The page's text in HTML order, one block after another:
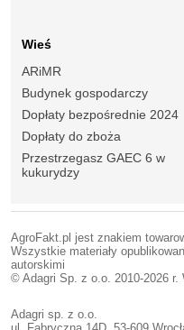
Wieś
ARiMR
Budynek gospodarczy
Dopłaty bezpośrednie 2024
Dopłaty do zboża
Przestrzegasz GAEC 6 w
kukurydzy
AgroFakt.pl jest znakiem
Wszystkie materiały
autorskimi
© Adagri Sp. z o.o. 2010-2026 r.
Adagri sp. z o.o.